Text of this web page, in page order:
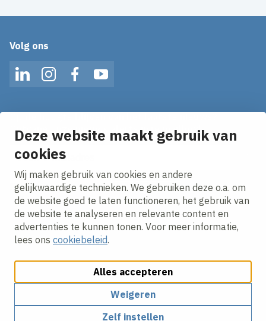
Deze website maakt gebruik van
cookies
Wij maken gebruik van cookies en andere
gelijkwaardige technieken. We gebruiken deze o.a. om
de website goed te laten functioneren, het gebruik van
de website te analyseren en relevante content en
advertenties te kunnen tonen. Voor meer informatie,
lees ons cookiebeleid.
Alles accepteren
Weigeren
Zelf instellen
Volg ons
LinkedInInstagramFacebookYouTube
Ontvang onze nieuws alerts in je mailbox!
E-mailadres
Ik ga akkoord met hetprivacy statement.
Cookies aanpassenCookie beleidPrivacy policy